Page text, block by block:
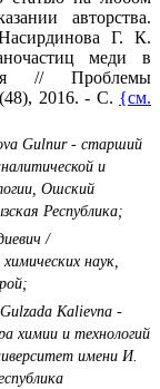
авторства.
Г. К.
меди в
// Проблемы
2016. - С. {см.
Gulnur - старший
и
Ошский
Республика;
/
наук,
Kalievna -
химии и технологий
имени И.